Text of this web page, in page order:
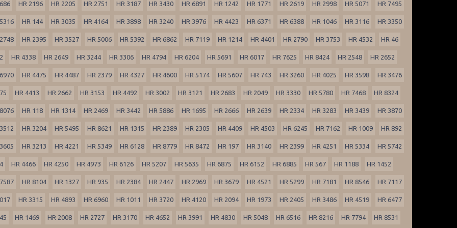
HR 2196 HR 2205 HR 2751 HR 3187 HR 3430 HR 6891 HR 1242 HR 1771 HR 2619 HR 2998 HR 5071 HR 7495
HR 144 HR 3035 HR 4164 HR 3898 HR 3240 HR 3976 HR 4423 HR 6371 HR 6388 HR 1046 HR 3116 HR 3350
HR 2395 HR 3527 HR 5006 HR 5392 HR 6862 HR 7119 HR 1214 HR 4401 HR 2790 HR 3753 HR 4532 HR 46
HR 4338 HR 2649 HR 3244 HR 3306 HR 4794 HR 6204 HR 5691 HR 6017 HR 7625 HR 8424 HR 2548 HR 2652
HR 4475 HR 4487 HR 2379 HR 4327 HR 4600 HR 5174 HR 5607 HR 743 HR 3260 HR 4025 HR 3598 HR 3476
HR 4413 HR 2662 HR 3153 HR 4492 HR 3002 HR 3121 HR 2683 HR 2049 HR 3330 HR 5780 HR 7468 HR 8324
HR 118 HR 1314 HR 2469 HR 3442 HR 5886 HR 1695 HR 2666 HR 2639 HR 2334 HR 3283 HR 3439 HR 3870
HR 3204 HR 5495 HR 8621 HR 1315 HR 2389 HR 2305 HR 4409 HR 4503 HR 6245 HR 7162 HR 1009 HR 892
HR 3213 HR 4221 HR 5349 HR 6128 HR 8779 HR 8472 HR 197 HR 3140 HR 2399 HR 4251 HR 5334 HR 5742
HR 4466 HR 4250 HR 4973 HR 6126 HR 5207 HR 5635 HR 6875 HR 6152 HR 6885 HR 567 HR 1188 HR 1452
HR 8104 HR 1327 HR 935 HR 2384 HR 2447 HR 2969 HR 3679 HR 4521 HR 5299 HR 7181 HR 8546 HR 7117
HR 3315 HR 4893 HR 6960 HR 1011 HR 3720 HR 4120 HR 2094 HR 1973 HR 2405 HR 3486 HR 4519 HR 6477
HR 1469 HR 2008 HR 2727 HR 3170 HR 4652 HR 3991 HR 4830 HR 5048 HR 6516 HR 8216 HR 7794 HR 8531